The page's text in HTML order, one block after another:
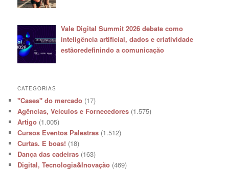
Vale Digital Summit 2026 debate como
inteligência artificial, dados e criatividade
estãoredefinindo a comunicação
CATEGORIAS
"Cases" do mercado (17)
Agências, Veículos e Fornecedores (1.575)
Artigo (1.005)
Cursos Eventos Palestras (1.512)
Curtas. E boas! (18)
Dança das cadeiras (163)
Digital, Tecnologia&Inovação (469)